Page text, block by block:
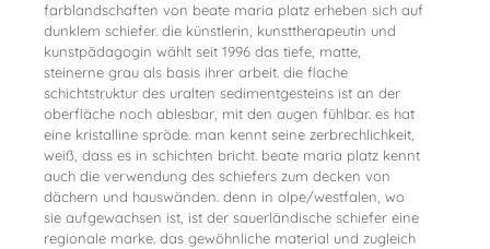
farblandschaften von beate maria platz erheben sich auf
dunklem schiefer. die künstlerin, kunsttherapeutin und
kunstpädagogin wählt seit 1996 das tiefe, matte,
steinerne grau als basis ihrer arbeit. die flache
schichtstruktur des uralten sedimentgesteins ist an der
oberfläche noch ablesbar, mit den augen fühlbar. es hat
eine kristalline spröde. man kennt seine zerbrechlichkeit,
weiß, dass es in schichten bricht. beate maria platz kennt
auch die verwendung des schiefers zum decken von
dächern und hauswänden. denn in olpe/westfalen, wo
sie aufgewachsen ist, ist der sauerländische schiefer eine
regionale marke. das gewöhnliche material und zugleich